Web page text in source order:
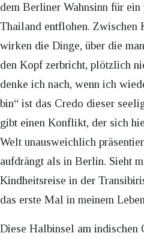
dem Berliner Wahnsinn für ein
Thailand entflohen. Zwischen
wirken die Dinge, über die
den Kopf zerbricht, plötzlich
denke ich nach, wenn ich
bin“ ist das Credo dieser
gibt einen Konflikt, der sich
Welt unausweichlich
aufdrängt als in Berlin. Sieht
Kindheitsreise in der
das erste Mal in meinem
Diese Halbinsel am indischen